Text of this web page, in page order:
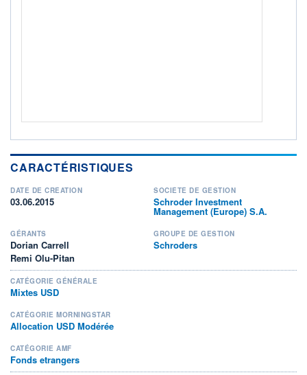
CARACTÉRISTIQUES
DATE DE CRÉATION
03.06.2015
SOCIÉTÉ DE GESTION
Schroder Investment
Management (Europe) S.A.
GÉRANTS
Dorian Carrell
Remi Olu-Pitan
GROUPE DE GESTION
Schroders
CATÉGORIE GÉNÉRALE
Mixtes USD
CATÉGORIE MORNINGSTAR
Allocation USD Modérée
CATÉGORIE AMF
Fonds etrangers